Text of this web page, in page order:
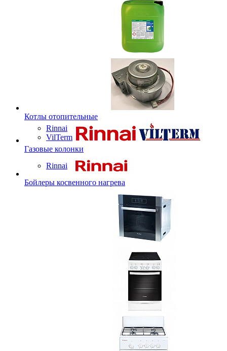
Котлы отопительные
Rinnai
VilTerm
Газовые колонки
Rinnai
Бойлеры косвенного нагрева